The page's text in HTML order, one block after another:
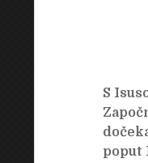
S
poput